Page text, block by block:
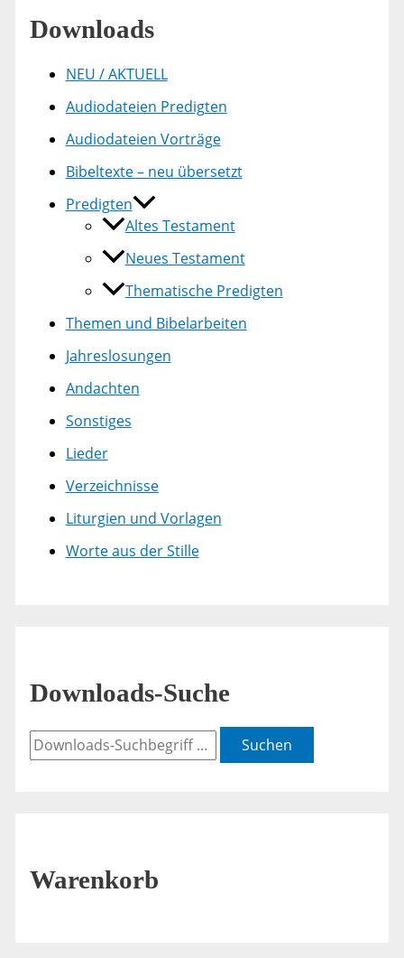
Downloads
NEU / AKTUELL
Audiodateien Predigten
Audiodateien Vorträge
Bibeltexte – neu übersetzt
Predigten
Altes Testament
Neues Testament
Thematische Predigten
Themen und Bibelarbeiten
Jahreslosungen
Andachten
Sonstiges
Lieder
Verzeichnisse
Liturgien und Vorlagen
Worte aus der Stille
Downloads-Suche
Suchen
Warenkorb